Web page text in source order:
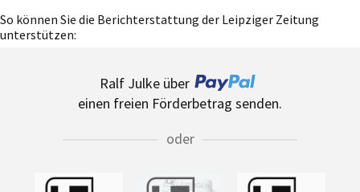
So können Sie die Berichterstattung der Leipziger Zeitung
unterstützen:
Ralf Julke über
einen freien Förderbetrag senden.
oder